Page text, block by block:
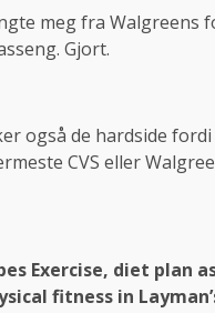
meg fra Walgreens
Gjort.
også de hardside
CVS eller
Exercise, diet plan
fitness in